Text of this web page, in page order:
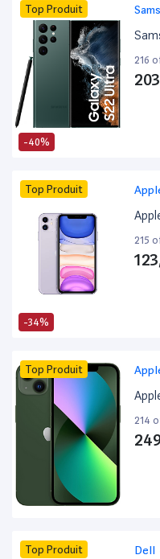
-40%
Top Produit
216
-34%
Top Produit
215
Top Produit
214
Top Produit Dell